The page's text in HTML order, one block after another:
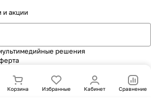
хорошо подходит гитаристам,
ученикам, репетиционным
студиям и всем, кому нужны
музыкальной
уместен там, где важны
настройки рабочего места и
использования без
и акции
решения
Корзина Избранные Кабинет Сравнение